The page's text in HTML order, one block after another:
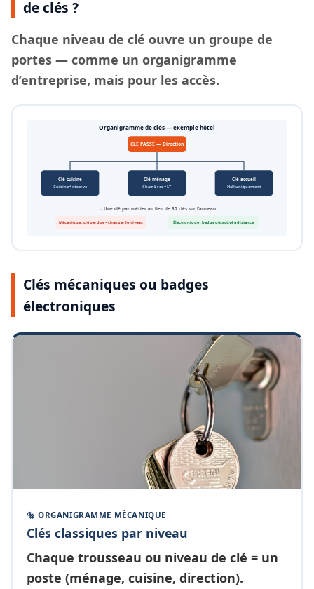
de clés ?
Chaque niveau de clé ouvre un groupe de
portes — comme un organigramme
d’entreprise, mais pour les accès.
Organigramme de clés — exemple hôtel
CLÉ PASSE — Direction
Clé cuisine
Cuisine + réserve
Clé ménage
Chambres + LT
Clé accueil
Hall uniquement
→ Une clé par métier au lieu de 50 clés sur l’anneau
Mécanique : clé perdue = changer le niveau Électronique : badge désactivé à distance
Clés mécaniques ou badges
électroniques
🔩 ORGANIGRAMME MÉCANIQUE
Clés classiques par niveau
Chaque trousseau ou niveau de clé = un
poste (ménage, cuisine, direction).